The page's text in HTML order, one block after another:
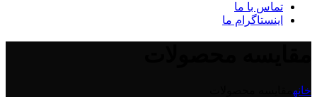
تماس با ما
اینستاگرام ما
خانه